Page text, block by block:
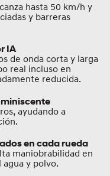
hasta 50 km/h y
y barreras
IA
de onda corta y larga
real incluso en
reducida.
ayudando a
en cada rueda
maniobrabilidad en
y polvo.